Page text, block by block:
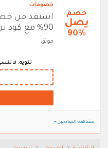
خصم
يصل
90%
خصومات
استفد من
90% مع كود ترينديول 2026
موثق
تنويه: لا
مشاهدة التفاصيل